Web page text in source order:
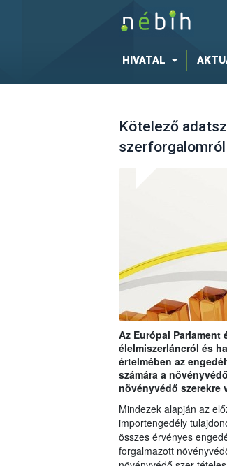
HIVATAL
Kötelező
szerforgalomról
Az Európai Parlament
élelmiszerláncról és
értelmében az
számára a
növényvédő szerekre
Mindezek alapján az
importengedély
összes érvényes
forgalmazott